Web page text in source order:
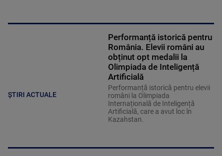
ȘTIRI ACTUALE
Performanță istorică pentru
România. Elevii români au
obținut opt medalii la
Olimpiada de Inteligență
Artificială
Performanță istorică pentru elevii
români la Olimpiada
Internațională de Inteligență
Artificială, care a avut loc în
Kazahstan.